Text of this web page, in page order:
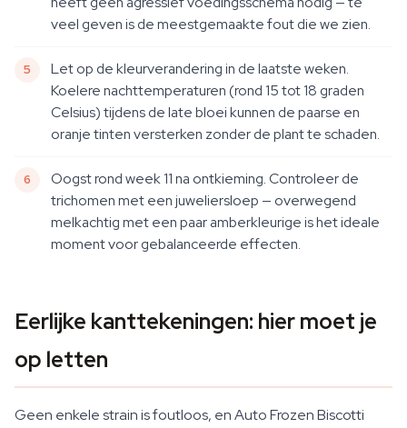
veel geven is de meestgemaakte fout die we zien.
Let op de kleurverandering in de laatste weken.
Koelere nachttemperaturen (rond 15 tot 18 graden
Celsius) tijdens de late bloei kunnen de paarse en
oranje tinten versterken zonder de plant te schaden.
Oogst rond week 11 na ontkieming. Controleer de
trichomen met een juweliersloep — overwegend
melkachtig met een paar amberkleurige is het ideale
moment voor gebalanceerde effecten.
Eerlijke kanttekeningen: hier moet je
op letten
Geen enkele strain is foutloos, en Auto Frozen Biscotti